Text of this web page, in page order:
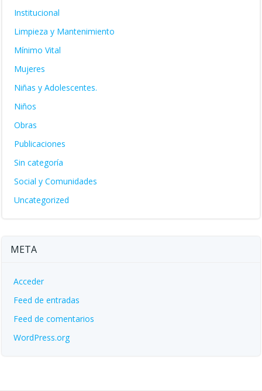
Institucional
Limpieza y Mantenimiento
Mínimo Vital
Mujeres
Niñas y Adolescentes.
Niños
Obras
Publicaciones
Sin categoría
Social y Comunidades
Uncategorized
META
Acceder
Feed de entradas
Feed de comentarios
WordPress.org